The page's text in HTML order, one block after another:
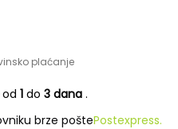
plaćanje
1 do 3 dana .
brze poštePostexpress.